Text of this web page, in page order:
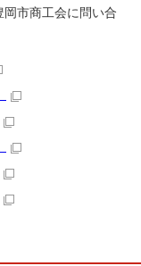
市商工会に問い合